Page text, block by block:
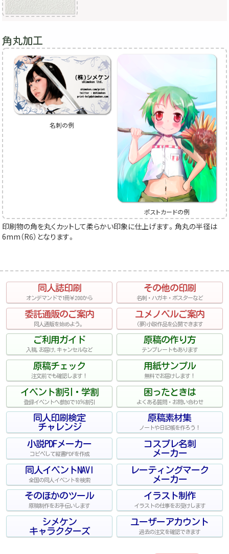
角丸加工
名刺の例
ポストカードの例
印刷物の角を丸くカットして柔らかい印象に仕上げます。角丸の半径は
6mm（R6）となります。
同人誌印刷
オンデマンドで1冊￥200から
その他の印刷
名刺・ハガキ・ポスターなど
委託通販のご案内
同人通販を始めよう。
ユメノベルご案内
(夢)小説作品を公開できます
ご利用ガイド
入稿,お届け,キャンセルなど
原稿の作り方
テンプレートもあります
原稿チェック
注文前でも確認します！
用紙サンプル
無料でお届けします！
イベント割引・学割
登録イベントへ参加で10％割引
困ったときは
よくある質問・お問い合わせ
同人印刷検定
チャレンジ
原稿素材集
ノートや日記帳を作ろう！
小説PDFメーカー
コピペして縦書PDFを作成
コスプレ名刺
メーカー
同人イベントNAVI
全国の同人イベントを検索
レーティングマーク
メーカー
そのほかのツール
原稿制作をお手伝いします
イラスト制作
イラストの仕事をお受けします
シメケン
キャラクターズ
ユーザーアカウント
過去の注文を確認できます